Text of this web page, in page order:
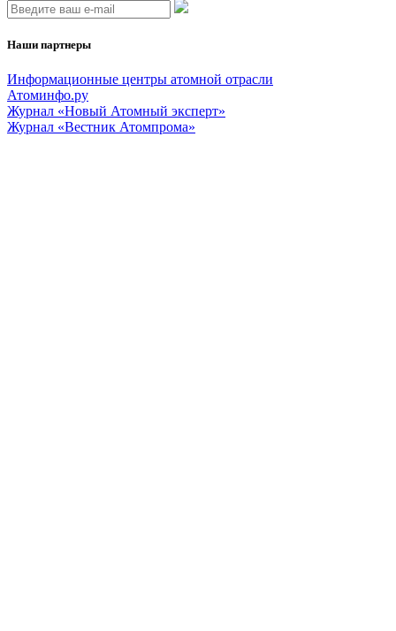
Наши партнеры
Информационные центры атомной отрасли
Атоминфо.ру
Журнал «Новый Атомный эксперт»
Журнал «Вестник Атомпрома»